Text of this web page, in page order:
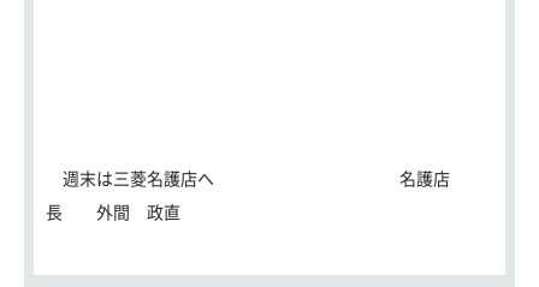
週末は三菱名護店へ 名護店
長 外間 政直